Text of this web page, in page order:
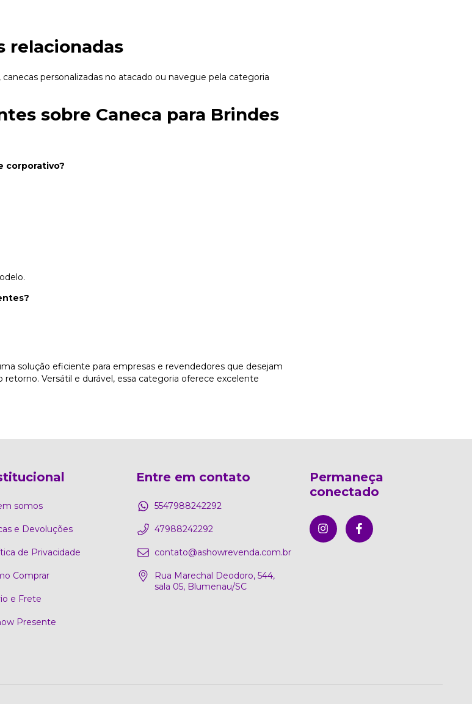
relacionadas
, canecas personalizadas no atacado ou navegue pela categoria
sobre Caneca para Brindes
corporativo?
solução eficiente para empresas e revendedores que desejam
Versátil e durável, essa categoria oferece excelente
somos
e Devoluções
de Privacidade
Comprar
e Frete
Presente
Entre em contato
5547988242292
47988242292
contato@ashowrevenda.com.br
Rua Marechal Deodoro, 544,
sala 05, Blumenau/SC
Permaneça
conectado